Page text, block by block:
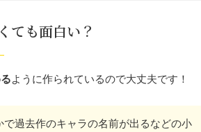
ても面白い？
ように作られているので大丈夫です！
過去作のキャラの名前が出るなどの小